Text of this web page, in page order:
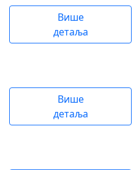
Више
детаља
Више
детаља